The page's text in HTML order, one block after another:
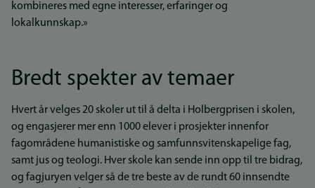
kombineres med egne interesser, erfaringer og
lokalkunnskap.»
Bredt spekter av temaer
Hvert år velges 20 skoler ut til å delta i Holbergprisen i skolen,
og engasjerer mer enn 1000 elever i prosjekter innenfor
fagområdene humanistiske og samfunnsvitenskapelige fag,
samt jus og teologi. Hver skole kan sende inn opp til tre bidrag,
og fagjuryen velger så de tre beste av de rundt 60 innsendte